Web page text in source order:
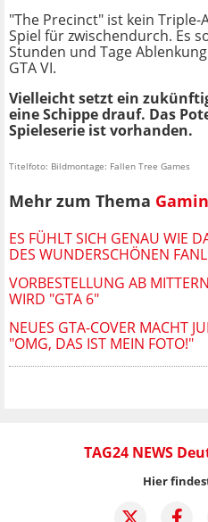
"The Precinct" ist kein
Spiel für zwischendurch. Es
Stunden und Tage
GTA VI.
Vielleicht setzt ein
eine Schippe drauf. Das
Spieleserie ist vorhanden.
Titelfoto: Bildmontage: Fallen Tree Games
Mehr zum Thema
ES FÜHLT SICH GENAU WIE
DES WUNDERSCHÖNEN
VORBESTELLUNG AB
WIRD "GTA 6"
NEUES GTA-COVER MACHT
"OMG, DAS IST MEIN FOTO!"
TAG24 NEWS
Hier